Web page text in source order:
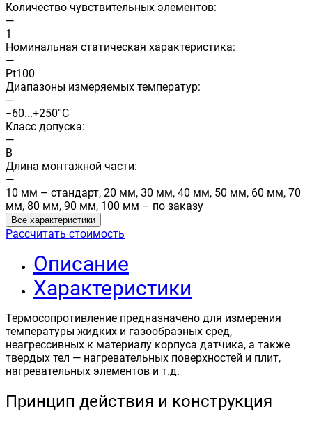
Количество чувствительных элементов:
—
1
Номинальная статическая характеристика:
—
Pt100
Диапазоны измеряемых температур:
—
−60...+250°С
Класс допуска:
—
B
Длина монтажной части:
—
10 мм – стандарт, 20 мм, 30 мм, 40 мм, 50 мм, 60 мм, 70
мм, 80 мм, 90 мм, 100 мм – по заказу
Все характеристики
Рассчитать стоимость
Описание
Характеристики
Термосопротивление предназначено для измерения
температуры жидких и газообразных сред,
неагрессивных к материалу корпуса датчика, а также
твердых тел — нагревательных поверхностей и плит,
нагревательных элементов и т.д.
Принцип действия и конструкция